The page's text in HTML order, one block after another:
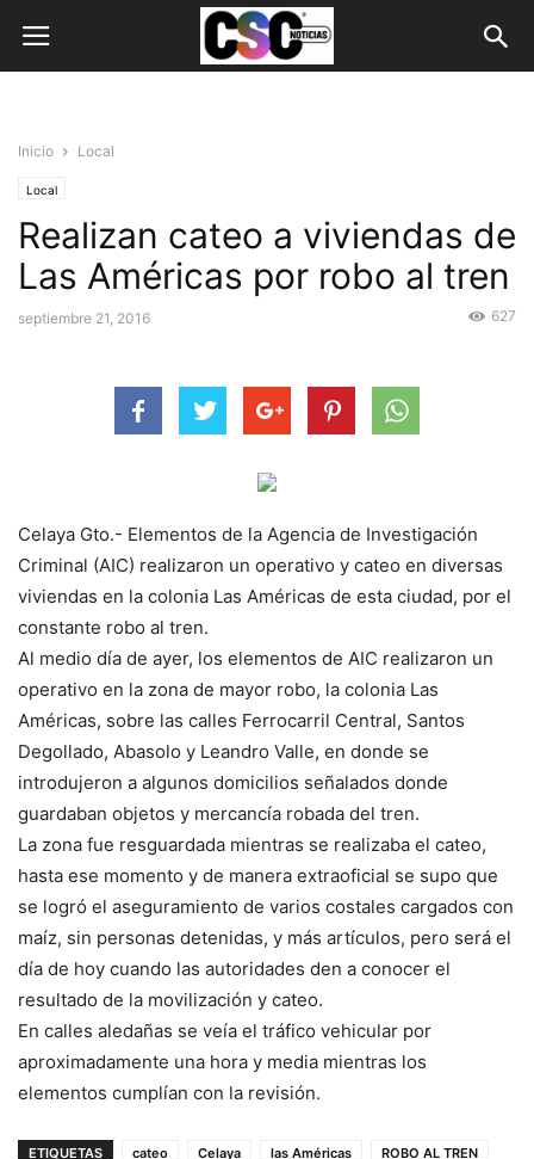
Inicio Local
Local
Realizan cateo a viviendas de
Las Américas por robo al tren
septiembre 21, 2016 627
Celaya Gto.- Elementos de la Agencia de Investigación
Criminal (AIC) realizaron un operativo y cateo en diversas
viviendas en la colonia Las Américas de esta ciudad, por el
constante robo al tren.
Al medio día de ayer, los elementos de AIC realizaron un
operativo en la zona de mayor robo, la colonia Las
Américas, sobre las calles Ferrocarril Central, Santos
Degollado, Abasolo y Leandro Valle, en donde se
introdujeron a algunos domicilios señalados donde
guardaban objetos y mercancía robada del tren.
La zona fue resguardada mientras se realizaba el cateo,
hasta ese momento y de manera extraoficial se supo que
se logró el aseguramiento de varios costales cargados con
maíz, sin personas detenidas, y más artículos, pero será el
día de hoy cuando las autoridades den a conocer el
resultado de la movilización y cateo.
En calles aledañas se veía el tráfico vehicular por
aproximadamente una hora y media mientras los
elementos cumplían con la revisión.
ETIQUETAS cateo Celaya las Américas ROBO AL TREN